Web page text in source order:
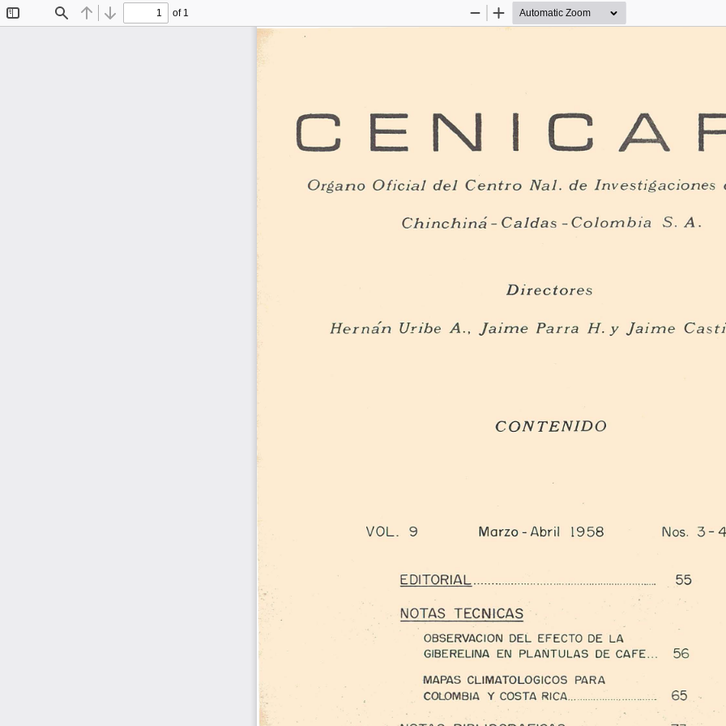
Find Previous
Next
of 1
Zoom
Zoom
CENIC A
Organo Oficial del Centro Nal de Investig a ciones
Chinchiná - Caldas - Colombia S . A.
Directores
Hernán Uribe A ., Jaime Parra H . y Jaime Cas
CONTENIDO
VOL 9 Marzo-Abril 1958 Nos. 3 - 4
EDITORIAL 55
NOTAS TECNICAS
OBSERVACION DEL EFECTO DE LA
GIBERELlNA EN PLANTULAS DE CAFE.. 56
MAPAS CLlMATOLOGICOS
PARA
COLOMBIA
Y COSTA RiCA 65